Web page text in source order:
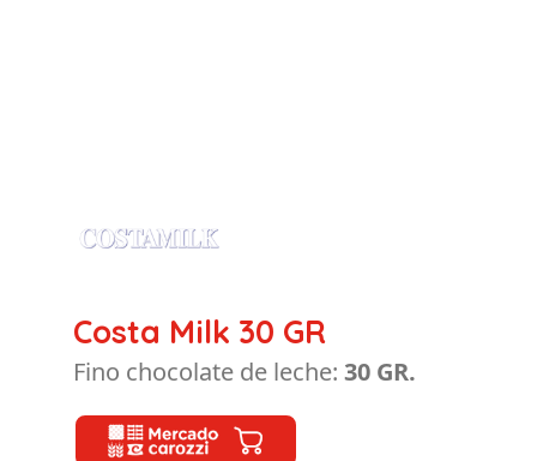
Costa Milk 30 GR
Fino chocolate de leche: 30 GR.